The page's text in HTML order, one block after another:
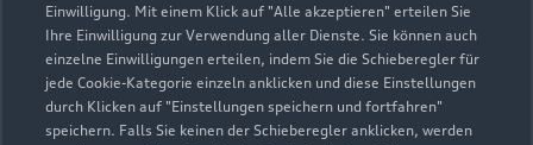
Einwilligung. Mit einem Klick auf "Alle akzeptieren" erteilen Sie
Ihre Einwilligung zur Verwendung aller Dienste. Sie können auch
einzelne Einwilligungen erteilen, indem Sie die Schieberegler für
jede Cookie-Kategorie einzeln anklicken und diese Einstellungen
durch Klicken auf "Einstellungen speichern und fortfahren"
speichern. Falls Sie keinen der Schieberegler anklicken, werden
Audi Pflegemitteltasche
Sommer